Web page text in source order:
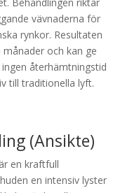
vävnaderna för
rynkor. Resultaten
och kan ge
återhämtningstid
till traditionella lyft.
(Ansikte)
en kraftfull
en intensiv lyster